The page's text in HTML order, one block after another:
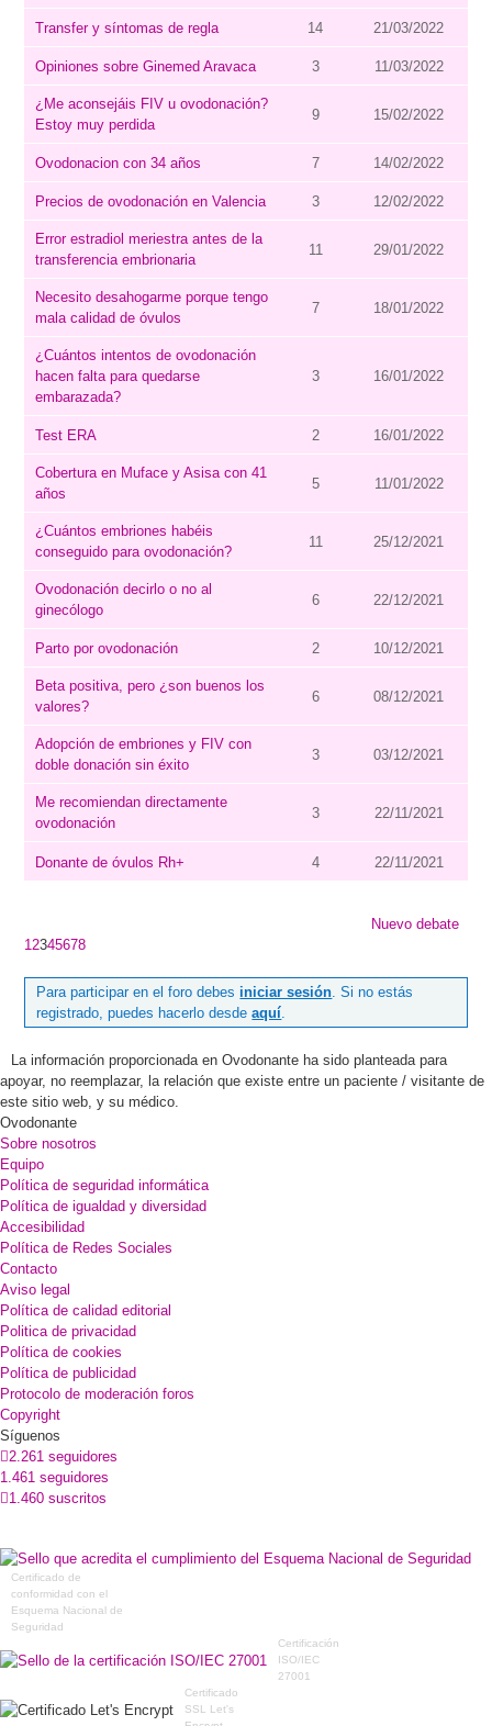
Transfer y síntomas de regla 14 21/03/2022
Opiniones sobre Ginemed Aravaca 3 11/03/2022
¿Me aconsejáis FIV u ovodonación?
Estoy muy perdida
9 15/02/2022
Ovodonacion con 34 años 7 14/02/2022
Precios de ovodonación en Valencia 3 12/02/2022
Error estradiol meriestra antes de la
transferencia embrionaria
11 29/01/2022
Necesito desahogarme porque tengo
mala calidad de óvulos
7 18/01/2022
¿Cuántos intentos de ovodonación
hacen falta para quedarse
embarazada?
3 16/01/2022
Test ERA 2 16/01/2022
Cobertura en Muface y Asisa con 41
años
5 11/01/2022
¿Cuántos embriones habéis
conseguido para ovodonación?
11 25/12/2021
Ovodonación decirlo o no al
ginecólogo
6 22/12/2021
Parto por ovodonación 2 10/12/2021
Beta positiva, pero ¿son buenos los
valores?
6 08/12/2021
Adopción de embriones y FIV con
doble donación sin éxito
3 03/12/2021
Me recomiendan directamente
ovodonación
3 22/11/2021
Donante de óvulos Rh+ 4 22/11/2021
Nuevo debate
1 2345678
Para participar en el foro debes iniciar sesión . Si no estás
registrado, puedes hacerlo desdeaquí
La información proporcionada en Ovodonante ha sido planteada para
apoyar, no reemplazar, la relación que existe entre un paciente / visitante de
este sitio web, y su médico.
Ovodonante
Sobre nosotros
Equipo
Política de seguridad informática
Política de igualdad y diversidad
Accesibilidad
Política de Redes Sociales
Contacto
Aviso legal
Política de calidad editorial
Politica de privacidad
Política de cookies
Política de publicidad
Protocolo de moderación foros
Copyright
Síguenos
2.261 seguidores
1.461 seguidores
1.460 suscritos
Certificado de
conformidad con el
Esquema Nacional de
Seguridad
Certificación
ISO/IEC
27001
Certificado
SSL Let's